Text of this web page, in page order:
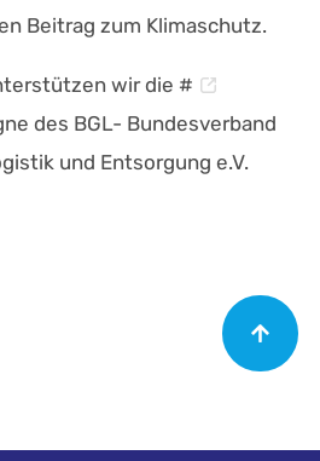
Beitrag zum Klimaschutz.
wir die #
des BGL- Bundesverband
und Entsorgung e.V.